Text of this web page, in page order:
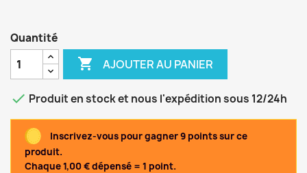
Quantité
 AJOUTER AU PANIER
 Produit en stock et nous l'expédition sous 12/24h
Inscrivez-vous pour gagner 9 points sur ce
produit.
Chaque 1,00 € dépensé = 1 point.